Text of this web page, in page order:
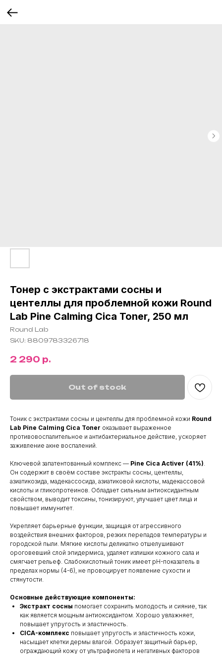
Тонер с экстрактами сосны и
центеллы для проблемной кожи Round
Lab Pine Calming Cica Toner, 250 мл
Round Lab
SKU: 8809783326718
2 290 р.
Out of stock
Тоник с экстрактами сосны и центеллы для проблемной кожи Round
Lab Pine Calming Cica Toner оказывает выраженное
противовоспалительное и антибактериальное действие, ускоряет
заживление акне воспалений.
Ключевой запатентованный комплекс — Pine Cica Activer (41%)
Он содержит в своём составе экстракты сосны, центеллы,
азиатикозида, мадекассосида, азиатиковой кислоты, мадекассовой
кислоты и гликопротеинов. Обладает сильным антиоксидантным
свойством, выводит токсины, тонизируют, улучшает цвет лица и
повышает иммунитет.
Укрепляет барьерные функции, защищая от агрессивного
воздействия внешних факторов, резких перепадов температуры и
городской пыли. Мягкие кислоты деликатно отшелушивают
ороговевший слой эпидермиса, удаляет излишки кожного сала и
смягчает рельеф. Слабокислотный тоник имеет pH-показатель в
пределах нормы (4-6), не провоцирует появление сухости и
стянутости.
Основные действующие компоненты:
Экстракт сосны помогает сохранить молодость и сияние, так
как является мощным антиоксидантом. Хорошо увлажняет,
повышает упругость и эластичность.
CICA-комплекс повышает упругость и эластичность кожи,
насыщает клетки дермы влагой. Образует защитный барьер,
ограждающий кожу от ультрафиолета и негативных факторов